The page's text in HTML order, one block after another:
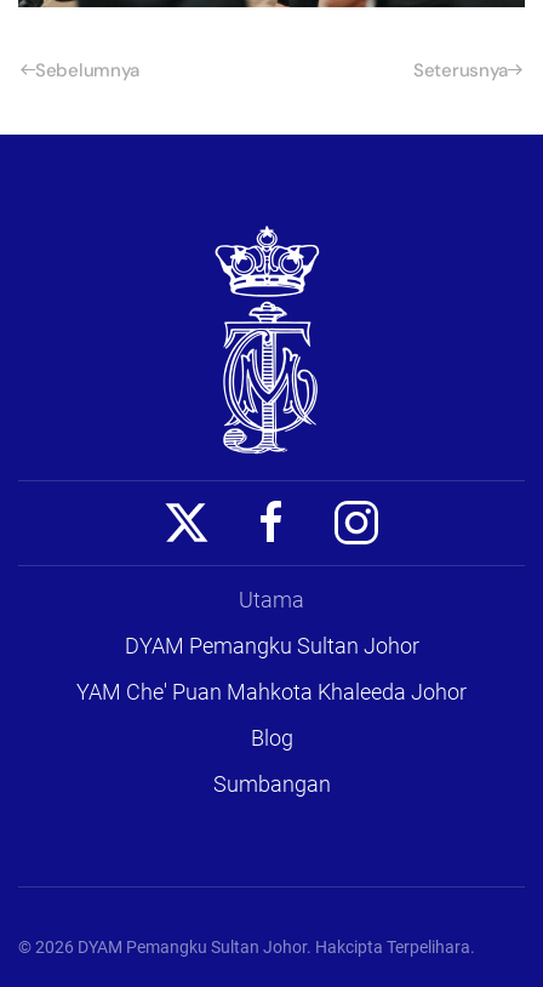
Sebelumnya Seterusnya
Utama
DYAM Pemangku Sultan Johor
YAM Che' Puan Mahkota Khaleeda Johor
Blog
Sumbangan
©2026 DYAM Pemangku Sultan Johor. Hakcipta Terpelihara.